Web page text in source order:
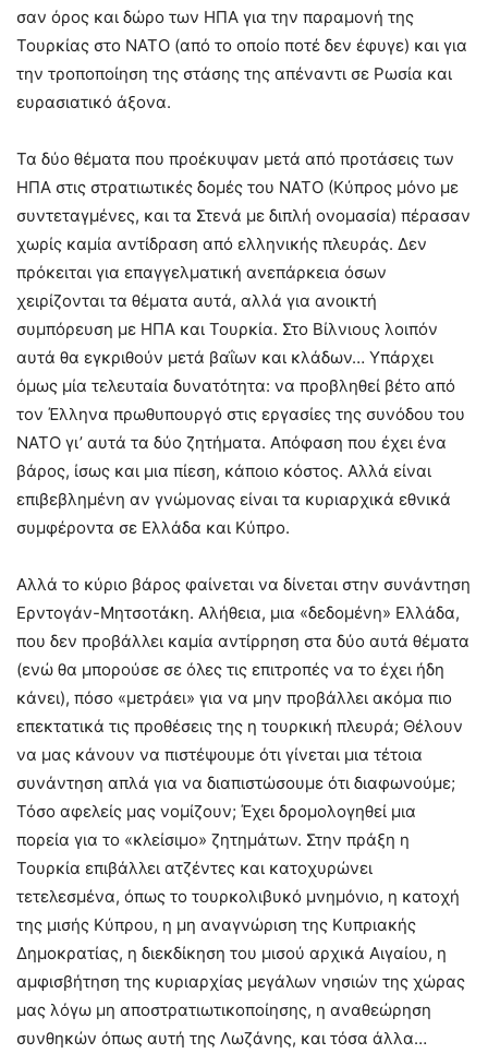
σαν όρος και δώρο των ΗΠΑ για την παραμονή της
Τουρκίας στο ΝΑΤΟ (από το οποίο ποτέ δεν έφυγε) και για
την τροποποίηση της στάσης της απέναντι σε Ρωσία και
ευρασιατικό άξονα.
Τα δύο θέματα που προέκυψαν μετά από προτάσεις των
ΗΠΑ στις στρατιωτικές δομές του ΝΑΤΟ (Κύπρος μόνο με
συντεταγμένες, και τα Στενά με διπλή ονομασία) πέρασαν
χωρίς καμία αντίδραση από ελληνικής πλευράς. Δεν
πρόκειται για επαγγελματική ανεπάρκεια όσων
χειρίζονται τα θέματα αυτά, αλλά για ανοικτή
συμπόρευση με ΗΠΑ και Τουρκία. Στο Βίλνιους λοιπόν
αυτά θα εγκριθούν μετά βαΐων και κλάδων… Υπάρχει
όμως μία τελευταία δυνατότητα: να προβληθεί βέτο από
τον Έλληνα πρωθυπουργό στις εργασίες της συνόδου του
ΝΑΤΟ γι’ αυτά τα δύο ζητήματα. Απόφαση που έχει ένα
βάρος, ίσως και μια πίεση, κάποιο κόστος. Αλλά είναι
επιβεβλημένη αν γνώμονας είναι τα κυριαρχικά εθνικά
συμφέροντα σε Ελλάδα και Κύπρο.
Αλλά το κύριο βάρος φαίνεται να δίνεται στην συνάντηση
Ερντογάν-Μητσοτάκη. Αλήθεια, μια «δεδομένη» Ελλάδα,
που δεν προβάλλει καμία αντίρρηση στα δύο αυτά θέματα
(ενώ θα μπορούσε σε όλες τις επιτροπές να το έχει ήδη
κάνει), πόσο «μετράει» για να μην προβάλλει ακόμα πιο
επεκτατικά τις προθέσεις της η τουρκική πλευρά; Θέλουν
να μας κάνουν να πιστέψουμε ότι γίνεται μια τέτοια
συνάντηση απλά για να διαπιστώσουμε ότι διαφωνούμε;
Τόσο αφελείς μας νομίζουν; Έχει δρομολογηθεί μια
πορεία για το «κλείσιμο» ζητημάτων. Στην πράξη η
Τουρκία επιβάλλει ατζέντες και κατοχυρώνει
τετελεσμένα, όπως το τουρκολιβυκό μνημόνιο, η κατοχή
της μισής Κύπρου, η μη αναγνώριση της Κυπριακής
Δημοκρατίας, η διεκδίκηση του μισού αρχικά Αιγαίου, η
αμφισβήτηση της κυριαρχίας μεγάλων νησιών της χώρας
μας λόγω μη αποστρατιωτικοποίησης, η αναθεώρηση
συνθηκών όπως αυτή της Λωζάνης, και τόσα άλλα…